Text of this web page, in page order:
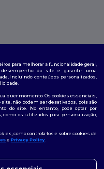
para melhorar a funcionalidade geral,
do site e garantir uma
incluindo conteúdos personalizados,
momento. Os cookies essenciais,
não podem ser desativados, pois são
do site. No entanto, pode optar por
os utilizados para personalização,
como controlá-los e sobre cookies de
e Privacy Policy.